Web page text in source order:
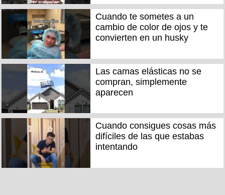
Cuando te sometes a un
cambio de color de ojos y te
convierten en un husky
Las camas elásticas no se
compran, simplemente
aparecen
Cuando consigues cosas más
difíciles de las que estabas
intentando